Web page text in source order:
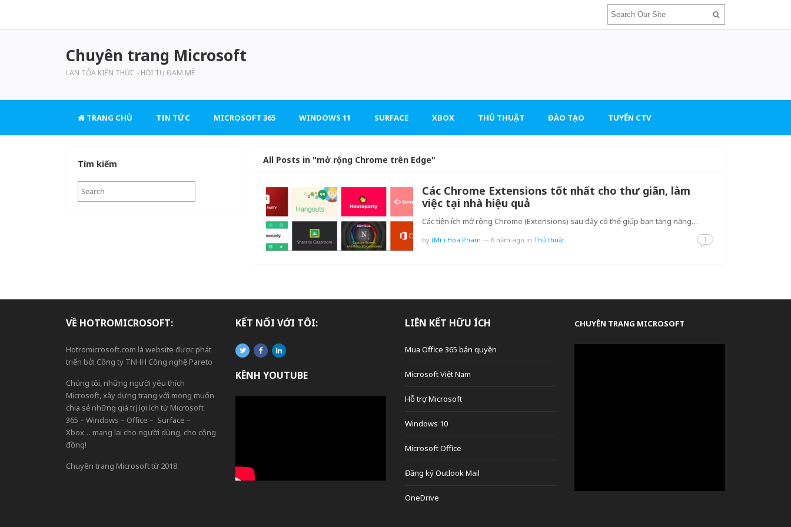
Chuyên trang Microsoft
LAN TỎA KIẾN THỨC - HỘI TỤ ĐAM MÊ
TRANG CHỦ TIN TỨC MICROSOFT 365 WINDOWS 11 SURFACE XBOX THỦ THUẬT ĐÀO TẠO TUYỂN CTV
All Posts in "mở rộng Chrome trên Edge"
Các Chrome Extensions tốt nhất cho thư giãn, làm
việc tại nhà hiệu quả
Các tiện ích mở rộng Chrome (Extensions) sau đây có thể giúp bạn tăng năng…
by (Mr.) Hoa Pham — 6 năm ago in Thủ thuật 1
Tìm kiếm
VỀ HOTROMICROSOFT:
Hotromicrosoft.com là website được phát
triển bởi Công ty TNHH Công nghệ Pareto
Chúng tôi, những người yêu thích
Microsoft, xây dựng trang với mong muốn
chia sẻ những giá trị, lợi ích từ Microsoft
365 – Windows – Office – Surface –
Xbox… mang lại cho người dùng, cho cộng
đồng!
Chuyên trang Microsoft từ 2018.
KẾT NỐI VỚI TÔI:
KÊNH YOUTUBE
LIÊN KẾT HỮU ÍCH
Mua Office 365 bản quyền
Microsoft Việt Nam
Hỗ trợ Microsoft
Windows 10
Microsoft Office
Đăng ký Outlook Mail
OneDrive
CHUYÊN TRANG MICROSOFT